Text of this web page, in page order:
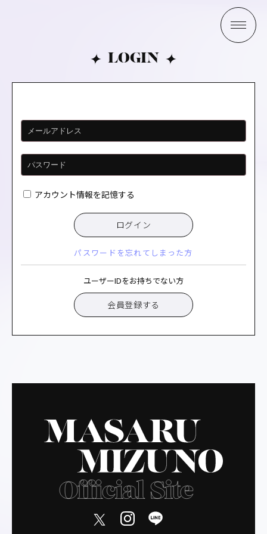
LOGIN
アカウント情報を記憶する
ログイン
パスワードを忘れてしまった方
ユーザーIDをお持ちでない方
会員登録する